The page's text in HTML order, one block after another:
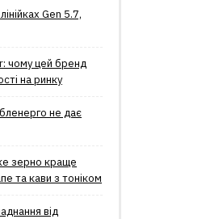
Gen 5.7,
чому цей бренд
на ринку
не дає
зерно краще
та кави з тоніком
від